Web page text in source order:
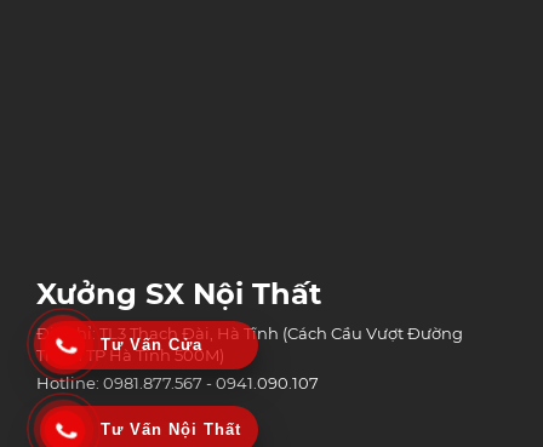
Xưởng SX Nội Thất
Địa chỉ: TL3 Thạch Đài, Hà Tĩnh (Cách Cầu Vượt Đường
Tránh TP Hà Tĩnh 500M)
Hotline: 0981.877.567 - 0941.090.107
Tư Vấn Cửa
Tư Vấn Nội Thất